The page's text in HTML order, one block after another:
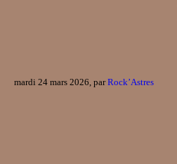
mardi 24 mars 2026, parRock’Astres